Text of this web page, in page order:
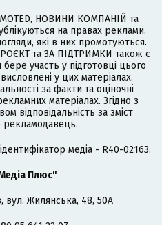
НОВИНИ КОМПАНІЙ та
на правах реклами.
які в них промотуються.
та ЗА ПІДТРИМКИ також є
участь у підготовці цього
у цих матеріалах.
за факти та оціночні
матеріалах. Згідно з
відповідальність за зміст
рекламодавець.
медіа - R40-02163.
Плюс"
вул. Жилянська, 48, 50А